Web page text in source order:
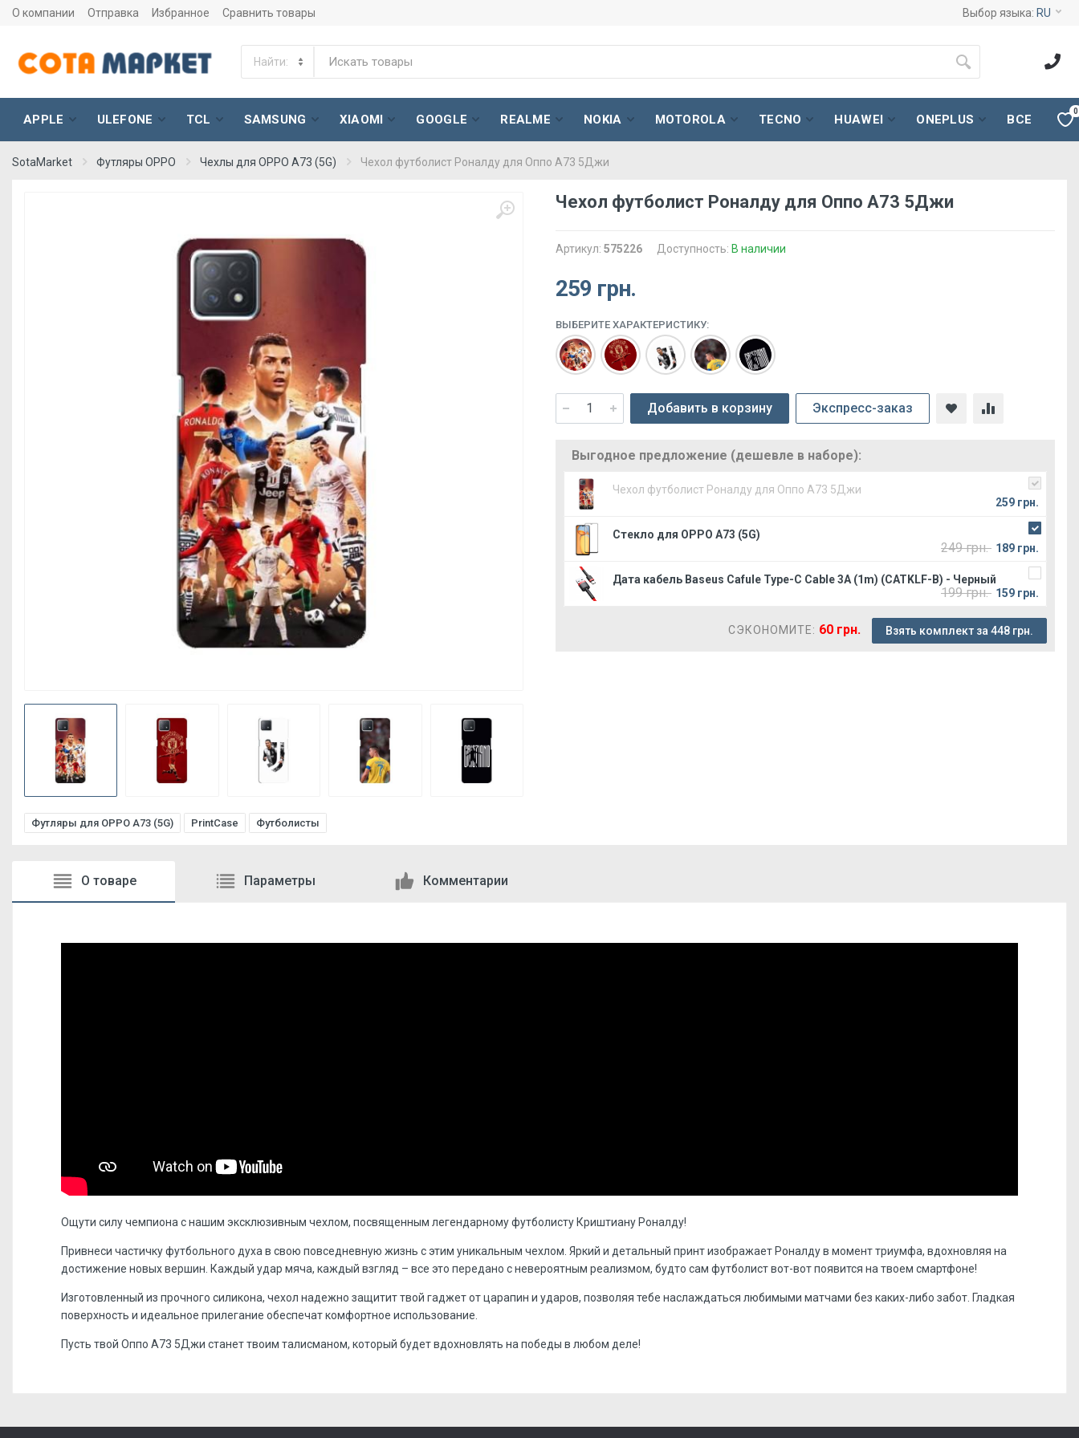
О компании Отправка Избранное Сравнить товары Выбор языка: RU
APPLE ULEFONE TCL SAMSUNG XIAOMI GOOGLE REALME NOKIA MOTOROLA TECNO HUAWEI ONEPLUS ВСЕ
0
SotaMarket Футляры OPPO Чехлы для OPPO A73 (5G) Чехол футболист Роналду для Оппо А73 5Джи
Чехол футболист Роналду для Оппо А73 5Джи
Артикул: 575226 Доступность: В наличии
259 грн.
ВЫБЕРИТЕ ХАРАКТЕРИСТИКУ:
Добавить в корзину Экспресс-заказ
Выгодное предложение (дешевле в наборе):
Чехол футболист Роналду для Оппо А73 5Джи
259 грн.
Стекло для OPPO A73 (5G)
249 грн. 189 грн.
Дата кабель Baseus Cafule Type-C Cable 3A (1m) (CATKLF-B) - Черный
199 грн. 159 грн.
СЭКОНОМИТЕ: 60 грн. Взять комплект за 448 грн.
Футляры для OPPO A73 (5G) PrintCase Футболисты
О товаре Параметры Комментарии
Ощути силу чемпиона с нашим эксклюзивным чехлом, посвященным легендарному футболисту Криштиану Роналду!
Привнеси частичку футбольного духа в свою повседневную жизнь с этим уникальным чехлом. Яркий и детальный принт изображает Роналду в момент триумфа, вдохновляя на
достижение новых вершин. Каждый удар мяча, каждый взгляд – все это передано с невероятным реализмом, будто сам футболист вот-вот появится на твоем смартфоне!
Изготовленный из прочного силикона, чехол надежно защитит твой гаджет от царапин и ударов, позволяя тебе наслаждаться любимыми матчами без каких-либо забот. Гладкая
поверхность и идеальное прилегание обеспечат комфортное использование.
Пусть твой Оппо А73 5Джи станет твоим талисманом, который будет вдохновлять на победы в любом деле!